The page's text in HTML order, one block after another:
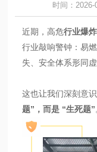
时间：2026-
近期，高危行业爆炸
行业敲响警钟：易
失、安全体系形同
这也让我们深刻意
题”，而是 “生死题”